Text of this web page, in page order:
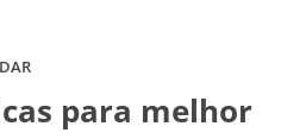
para melhor